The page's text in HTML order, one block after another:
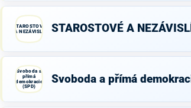
STAROSTOVÉ
A NEZÁVISLÍ
STAROSTOVÉ A NEZÁVISLÍ
Svoboda a
přímá
demokracie
(SPD)
Svoboda a přímá